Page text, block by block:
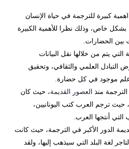
كبيرة للترجمة في حياة الإنسان
بشكل خاص، وذلك نظرا للأهمية الكبيرة
بين الحضارات.
التي يتم من خلالها نقل البيانات
التبادل العلمي والثقافي، وتحقيق
موجود في كل حضارة.
منذ العصور القديمة، حيث كان
ترجم العرب كتب اليونانيين،
التي أنتجها العرب.
الدور الأكبر في الترجمة، حيث كانت
لغة البلد التي سيذهب إليها، ولقد